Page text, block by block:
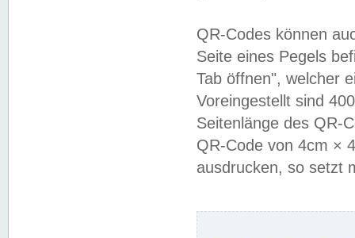
QR-Codes können
Seite eines Pegels
Tab öffnen", welcher
Voreingestellt sind
Seitenlänge des QR-
QR-Code von 4cm ×
ausdrucken, so setzt